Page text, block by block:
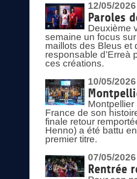
12/05/2026
Paroles
Deuxième
semaine un focus
maillots des Bleus et
responsable d’Erreà
ces créations.
10/05/2026
France de son
finale retour
Henno) a été battu
premier titre.
07/05/2026
Rentrée